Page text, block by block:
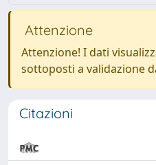
Attenzione
Attenzione! I dati
sottoposti a validazione
Citazioni